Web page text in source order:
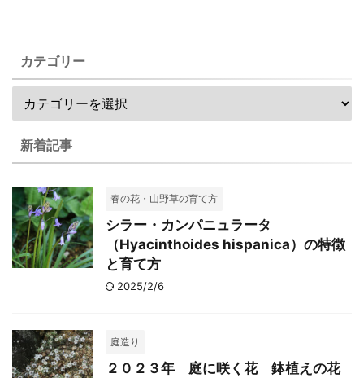
カテゴリー
新着記事
春の花・山野草の育て方
シラー・カンパニュラータ
（Hyacinthoides hispanica）の特徴
と育て方
2025/2/6
庭造り
２０２３年 庭に咲く花 鉢植えの花